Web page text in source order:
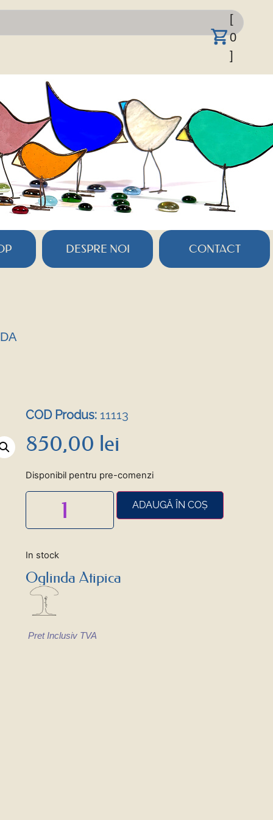
[
0
]
DESPRE NOI CONTACT
COD Produs: 11113
850,00 lei
Disponibil pentru pre-comenzi
ADAUGĂ ÎN COȘ
In stock
Oglinda Atipica
Pret Inclusiv TVA